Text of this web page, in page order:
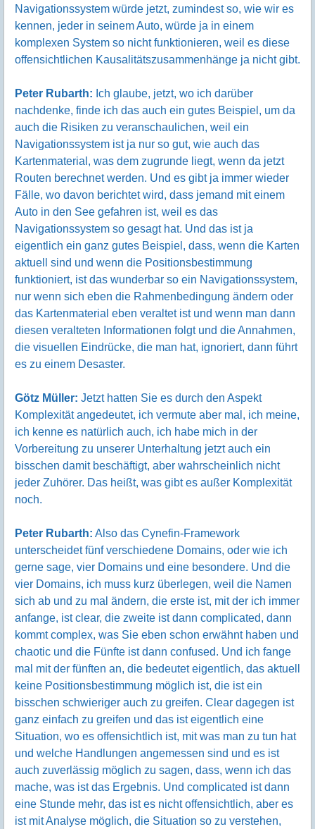
Navigationssystem würde jetzt, zumindest so, wie wir es
kennen, jeder in seinem Auto, würde ja in einem
komplexen System so nicht funktionieren, weil es diese
offensichtlichen Kausalitätszusammenhänge ja nicht gibt.
Peter Rubarth: Ich glaube, jetzt, wo ich darüber
nachdenke, finde ich das auch ein gutes Beispiel, um da
auch die Risiken zu veranschaulichen, weil ein
Navigationssystem ist ja nur so gut, wie auch das
Kartenmaterial, was dem zugrunde liegt, wenn da jetzt
Routen berechnet werden. Und es gibt ja immer wieder
Fälle, wo davon berichtet wird, dass jemand mit einem
Auto in den See gefahren ist, weil es das
Navigationssystem so gesagt hat. Und das ist ja
eigentlich ein ganz gutes Beispiel, dass, wenn die Karten
aktuell sind und wenn die Positionsbestimmung
funktioniert, ist das wunderbar so ein Navigationssystem,
nur wenn sich eben die Rahmenbedingung ändern oder
das Kartenmaterial eben veraltet ist und wenn man dann
diesen veralteten Informationen folgt und die Annahmen,
die visuellen Eindrücke, die man hat, ignoriert, dann führt
es zu einem Desaster.
Götz Müller: Jetzt hatten Sie es durch den Aspekt
Komplexität angedeutet, ich vermute aber mal, ich meine,
ich kenne es natürlich auch, ich habe mich in der
Vorbereitung zu unserer Unterhaltung jetzt auch ein
bisschen damit beschäftigt, aber wahrscheinlich nicht
jeder Zuhörer. Das heißt, was gibt es außer Komplexität
noch.
Peter Rubarth: Also das Cynefin-Framework
unterscheidet fünf verschiedene Domains, oder wie ich
gerne sage, vier Domains und eine besondere. Und die
vier Domains, ich muss kurz überlegen, weil die Namen
sich ab und zu mal ändern, die erste ist, mit der ich immer
anfange, ist clear, die zweite ist dann complicated, dann
kommt complex, was Sie eben schon erwähnt haben und
chaotic und die Fünfte ist dann confused. Und ich fange
mal mit der fünften an, die bedeutet eigentlich, das aktuell
keine Positionsbestimmung möglich ist, die ist ein
bisschen schwieriger auch zu greifen. Clear dagegen ist
ganz einfach zu greifen und das ist eigentlich eine
Situation, wo es offensichtlich ist, mit was man zu tun hat
und welche Handlungen angemessen sind und es ist
auch zuverlässig möglich zu sagen, dass, wenn ich das
mache, was ist das Ergebnis. Und complicated ist dann
eine Stunde mehr, das ist es nicht offensichtlich, aber es
ist mit Analyse möglich, die Situation so zu verstehen,